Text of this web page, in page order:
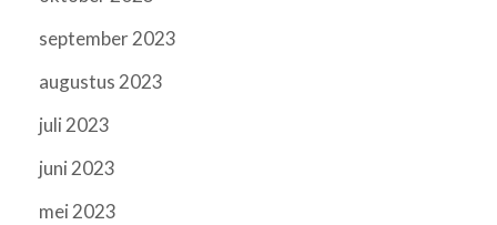
september 2023
augustus 2023
juli 2023
juni 2023
mei 2023